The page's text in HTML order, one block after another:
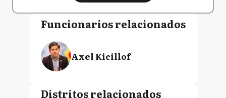
Funcionarios relacionados
Axel Kicillof
Distritos relacionados